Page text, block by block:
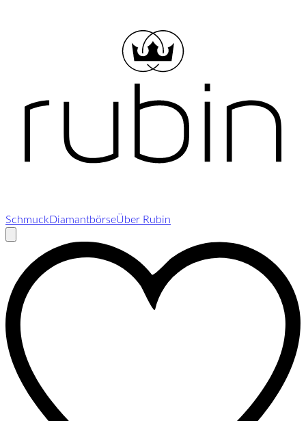
SchmuckDiamantbörseÜber Rubin